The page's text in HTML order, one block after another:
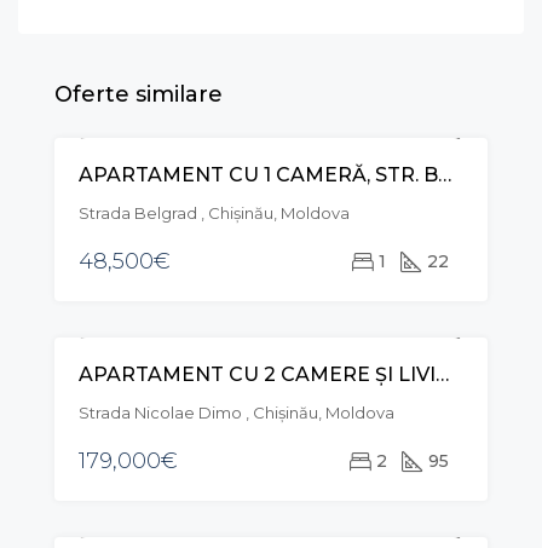
Oferte similare
VÂNZARE
APARTAMENT CU 1 CAMERĂ, STR. BELGRAD, BOTANICA
Strada Belgrad , Chișinău, Moldova
48,500€ 1 22
VÂNZARE
APARTAMENT CU 2 CAMERE ȘI LIVING , STR. NICOLAE DIMO, DURLEȘTI
Strada Nicolae Dimo , Chișinău, Moldova
179,000€ 2 95